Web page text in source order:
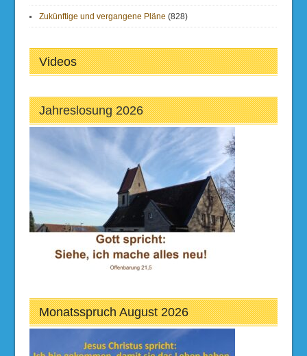
Zukünftige und vergangene Pläne (828)
Videos
Jahreslosung 2026
Monatsspruch August 2026